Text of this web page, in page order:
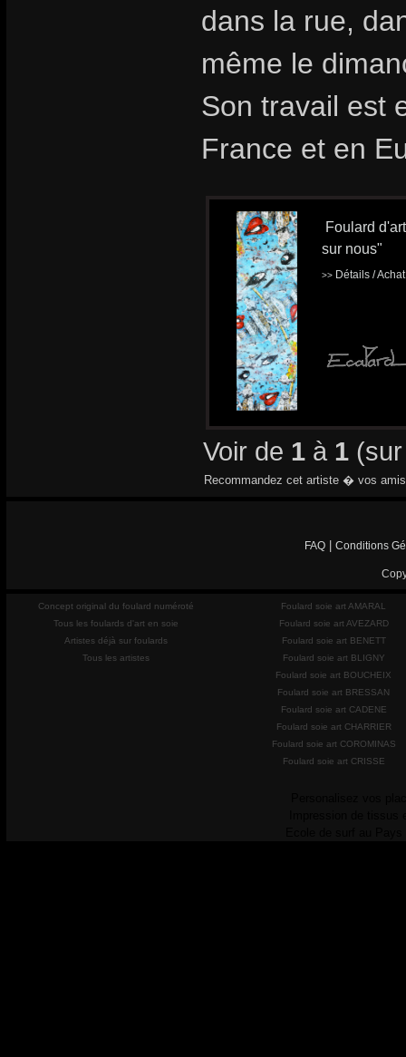
dans la rue,
même le
Son travail est
France et en
Foulard
sur nous"
>> Détails /
Voir de 1 à 1
Recommandez cet artiste � vos
FAQ Conditions
Concept original du foulard numéroté
Tous les foulards d'art en soie
Artistes déjà sur foulards
Tous les artistes
Foulard soie art AMARAL
Foulard soie art AVEZARD
Foulard soie art BENETT
Foulard soie art BLIGNY
Foulard soie art BOUCHEIX
Foulard soie art BRESSAN
Foulard soie art CADENE
Foulard soie art CHARRIER
Foulard soie art COROMINAS
Foulard soie art CRISSE